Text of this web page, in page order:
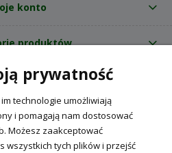
konto
produktów
O nas
z nasionami RajOgrodnika.pl
| Czarnca, ul. Tęczowa 31, 29-100
prywatność
technologie umożliwiają
i pomagają nam dostosować
Możesz zaakceptować
wszystkich tych plików i przejść